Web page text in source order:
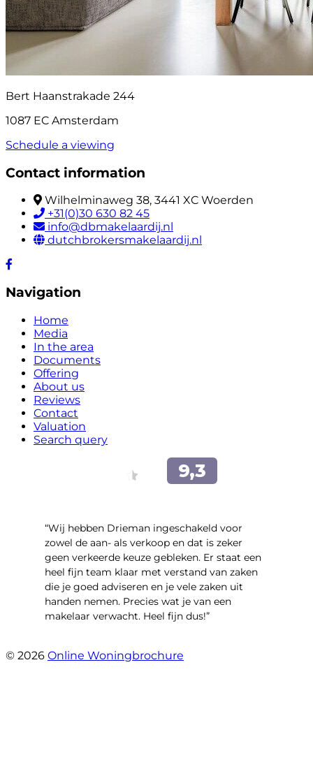
Bert Haanstrakade 244
1087 EC Amsterdam
Schedule a viewing
Contact information
Wilhelminaweg 38, 3441 XC Woerden
+31(0)30 630 82 45
info@dbmakelaardij.nl
dutchbrokersmakelaardij.nl
Navigation
Home
Media
In the area
Documents
Offering
About us
Reviews
Contact
Valuation
Search query
“Wij hebben Drieman ingeschakeld voor
zowel de aan- als verkoop en dat is zeker
geen verkeerde keuze gebleken. Er staat een
heel fijn team klaar met verstand van zaken
die je goed adviseren en je vele zaken uit
handen nemen. Precies wat je van een
makelaar verwacht. Heel fijn dus!”
© 2026 Online Woningbrochure